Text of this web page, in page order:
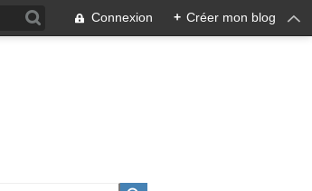
Connexion + Créer mon blog